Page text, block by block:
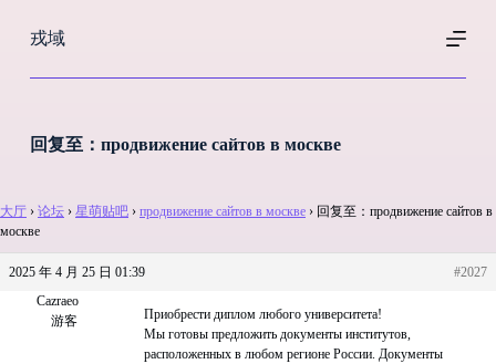
过
戎域
回复至：продвижение сайтов в москве
大厅 › 论坛 › 星萌贴吧 › продвижение сайтов в москве › 回复至：продвижение сайтов в
москве
2025 年 4 月 25 日 01:39
#2027
Cazraeo
游客
Приобрести диплом любого университета!
Мы готовы предложить документы институтов,
расположенных в любом регионе России. Документы